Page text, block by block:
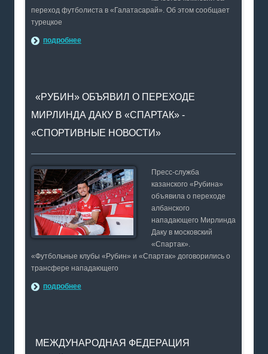
переход футболиста в «Галатасарай». Об этом сообщает
турецкое
подробнее
«РУБИН» ОБЪЯВИЛ О ПЕРЕХОДЕ
МИРЛИНДА ДАКУ В «СПАРТАК» -
«СПОРТИВНЫЕ НОВОСТИ»
Пресс-служба
казанского «Рубина»
объявила о переходе
албанского
нападающего Мирлинда
Даку в московский
«Спартак».
«Футбольные клубы «Рубин» и «Спартак» договорились о
трансфере нападающего
подробнее
МЕЖДУНАРОДНАЯ ФЕДЕРАЦИЯ